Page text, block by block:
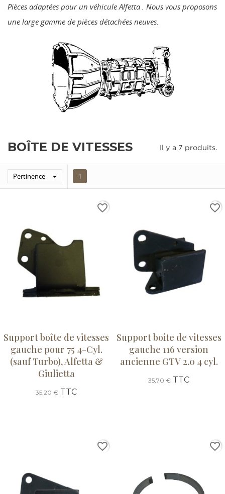
Pièces adaptées pour un véhicule Alfetta . Nous vous proposons
une large gamme de pièces détachées neuves.
BOÎTE DE VITESSES Il y a 7 produits.
Pertinence  1
Support boîte de vitesses
gauche pour 75 4-Cyl.
(sauf Turbo), Alfetta &
Giulietta
35,20 € TTC
favorite_border
Support boite de vitesses
gauche 116 version
ancienne GTV 2.0 4 cyl.
35,70 € TTC
favorite_border
favorite_border favorite_border